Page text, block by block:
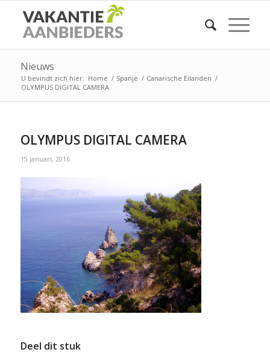
Nieuws
U bevindt zich hier: Home / Spanje / Canarische Eilanden /
OLYMPUS DIGITAL CAMERA
OLYMPUS DIGITAL CAMERA
15 januari, 2016
Deel dit stuk